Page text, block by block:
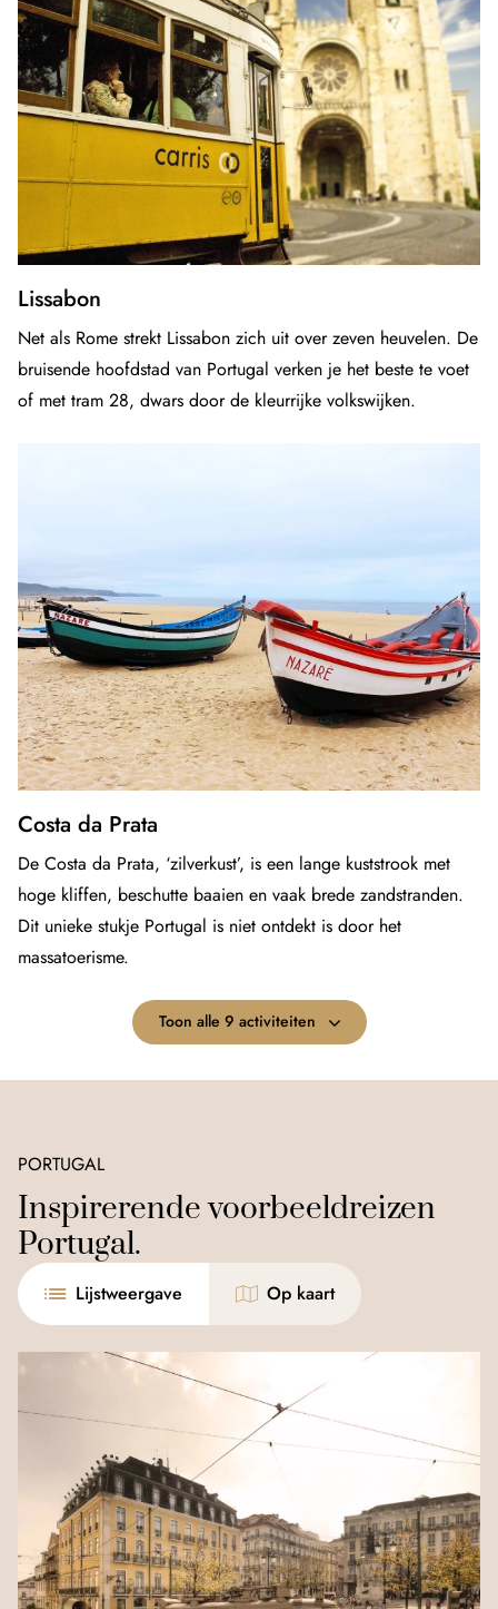
Lissabon
Net als Rome strekt Lissabon zich uit over zeven heuvelen. De
bruisende hoofdstad van Portugal verken je het beste te voet
of met tram 28, dwars door de kleurrijke volkswijken.
Costa da Prata
De Costa da Prata, ‘zilverkust’, is een lange kuststrook met
hoge kliffen, beschutte baaien en vaak brede zandstranden.
Dit unieke stukje Portugal is niet ontdekt is door het
massatoerisme.
Toon alle 9 activiteiten
PORTUGAL
Inspirerende voorbeeldreizen
Portugal.
Lijstweergave Op kaart